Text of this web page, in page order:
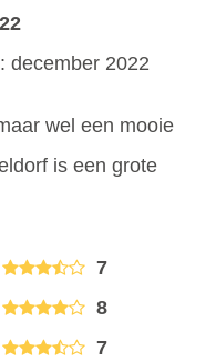
december 2022
wel een mooie
is een grote
7
8
7